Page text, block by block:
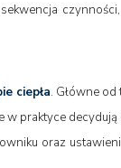
ciepła. Główne
w praktyce
oraz